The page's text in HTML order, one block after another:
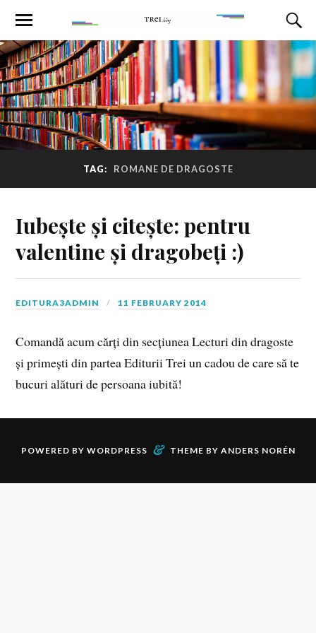
TAG: ROMANE DE DRAGOSTE
Iubește și citește: pentru
valentine și dragobeți :)
EDITURA3ADMIN 11 FEBRUARY 2014
Comandă acum cărți din secțiunea Lecturi din dragoste
și primești din partea Editurii Trei un cadou de care să te
bucuri alături de persoana iubită!
POWERED BY WORDPRESS & THEME BY ANDERS NORÉN